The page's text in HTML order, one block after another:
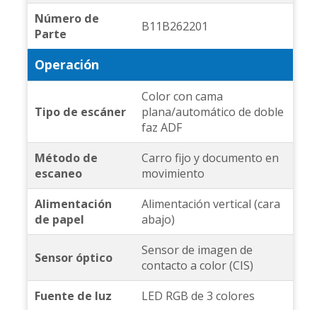
Número de
Parte
B11B262201
Operación
Tipo de escáner
Color con cama
plana/automático de doble
faz ADF
Método de
escaneo
Carro fijo y documento en
movimiento
Alimentación
de papel
Alimentación vertical (cara
abajo)
Sensor óptico
Sensor de imagen de
contacto a color (CIS)
Fuente de luz
LED RGB de 3 colores